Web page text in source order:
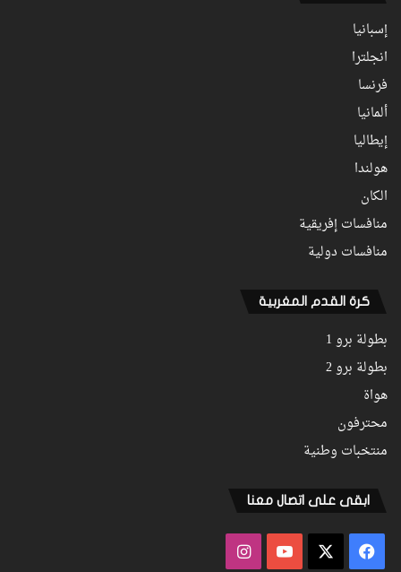
إسبانيا
انجلترا
فرنسا
ألمانيا
إيطاليا
هولندا
الكان
منافسات إفريقية
منافسات دولية
كرة القدم المغربية
بطولة برو 1
بطولة برو 2
هواة
محترفون
منتخبات وطنية
ابقى على اتصال معنا
فيسبوك ‫YouTubeانستقرام